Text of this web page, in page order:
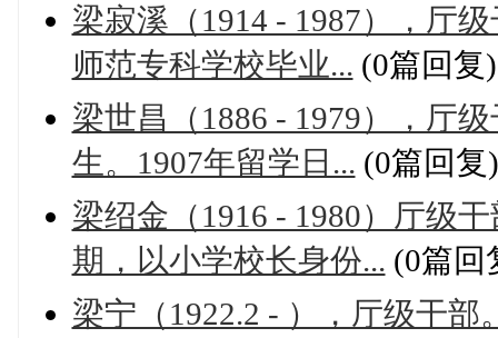
梁寂溪（1914 - 1987），厅
师范专科学校毕业... (0篇回复)
梁世昌（1886 - 1979），厅
生。1907年留学日... (0篇回复)
梁绍金（1916 - 1980）厅级
期，以小学校长身份... (0篇回
梁宁（1922.2 - ），厅级干